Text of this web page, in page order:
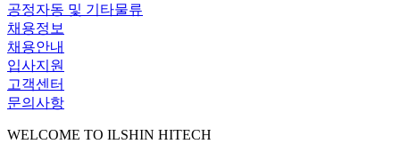
공정자동 및 기타물류
채용정보
채용안내
입사지원
고객센터
문의사항
WELCOME TO ILSHIN HITECH